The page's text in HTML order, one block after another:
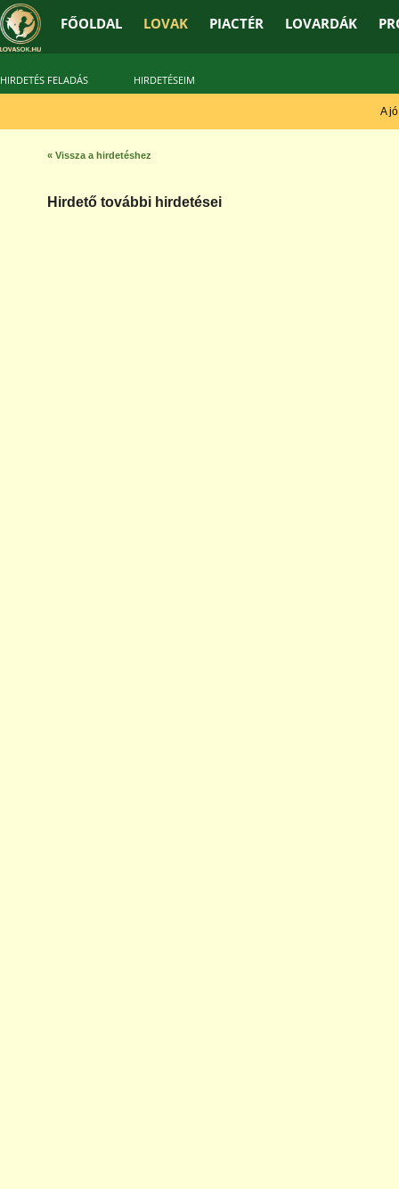
FŐOLDAL LOVAK PIACTÉR LOVARDÁK
HIRDETÉS FELADÁS HIRDETÉSEIM
A jó
« Vissza a hirdetéshez
Hirdető további hirdetései